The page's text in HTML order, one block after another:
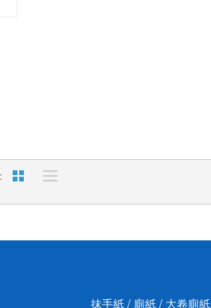
抹手紙 / 廁紙 / 大卷廁紙